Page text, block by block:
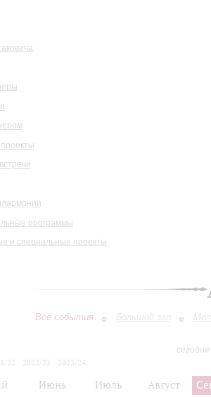
программы
и специальные проекты
Все события Большой зал
22 2022/23
2023/24
Июнь Июль Август